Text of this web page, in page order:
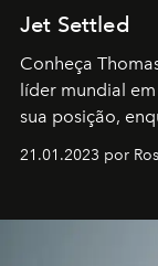
Jet Settled
Conheça
líder mundial
sua posição,
21.01.2023 por